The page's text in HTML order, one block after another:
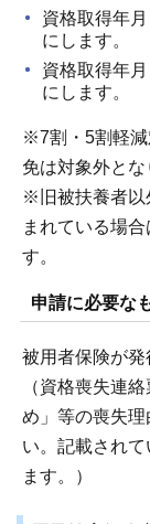
資格取得年
にします。
資格取得年
にします。
※7割・5割軽減
免は対象外とな
※旧被扶養者以
まれている場
す。
申請に必要な
被用者保険が発
（資格喪失連
め」等の喪失
い。記載され
ます。）